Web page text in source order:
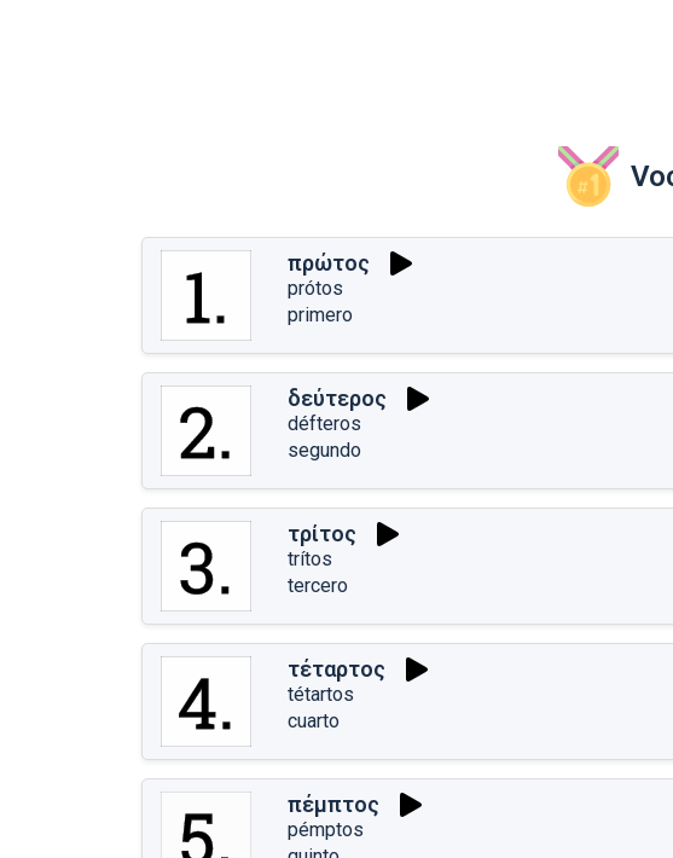
πρώτος
prótos
primero
δεύτερος
défteros
segundo
τρίτος
trítos
tercero
τέταρτος
tétartos
cuarto
πέμπτος
pémptos